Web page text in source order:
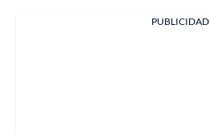
PUBLICIDAD